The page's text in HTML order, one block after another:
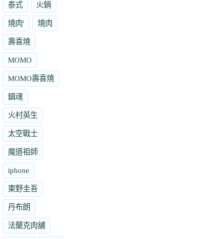
泰式 火鍋
燒肉' 燒肉
壽喜燒
MOMO
MOMO壽喜燒
鎮魂
火村英生
太空戰士
魔道祖師
iphone
東野圭吾
丹布朗
法蘭克肉舖